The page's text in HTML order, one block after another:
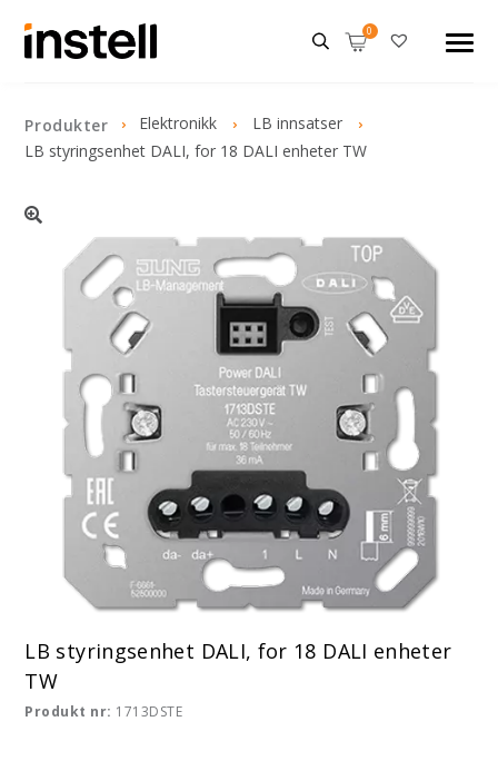
Produkter Elektronikk
LB innsatser
LB styringsenhet DALI, for 18 DALI enheter TW
LB styringsenhet DALI, for 18 DALI enheter
TW
Produkt nr: 1713DSTE